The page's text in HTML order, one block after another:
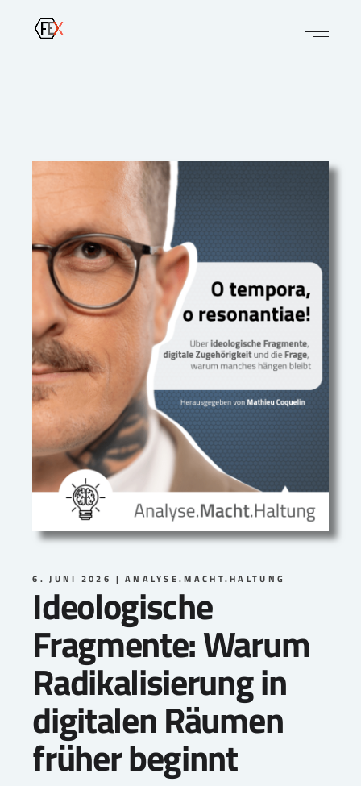
6. JUNI 2026 ANALYSE.MACHT.HALTUNG
Ideologische
Fragmente: Warum
Radikalisierung in
digitalen Räumen
früher beginnt